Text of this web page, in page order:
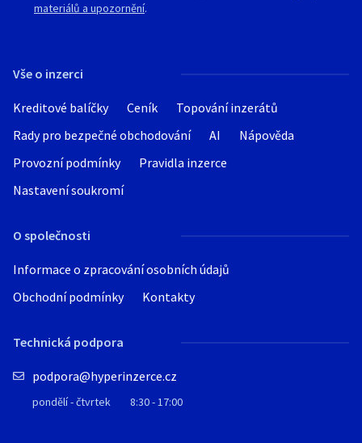
Vše o inzerci
Kreditové balíčky Ceník
Topování inzerátů
Rady pro bezpečné obchodování
AI
Nápověda
Provozní podmínky
Pravidla inzerce
Nastavení soukromí
O společnosti
Informace o zpracování osobních údajů
Obchodní podmínky
Kontakty
Technická podpora
podpora@hyperinzerce.cz
pondělí - čtvrtek 8:30 - 17:00
materiálů a upozornění.